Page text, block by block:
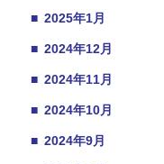
■ 2025年1月
■ 2024年12月
■ 2024年11月
■ 2024年10月
■ 2024年9月